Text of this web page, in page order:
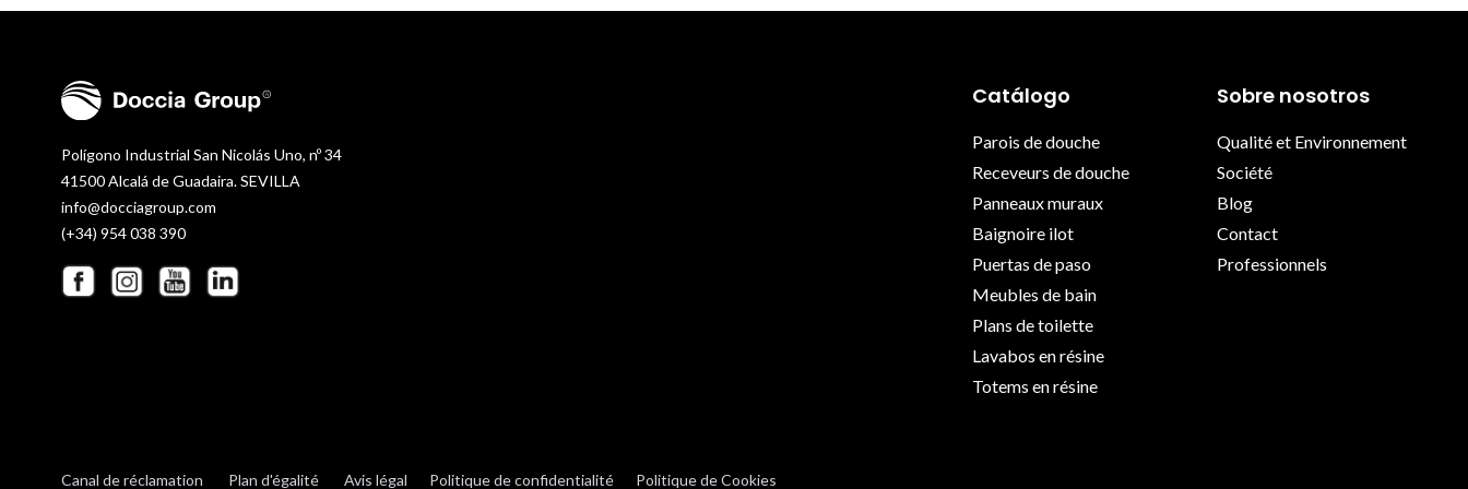
Polígono Industrial San Nicolás Uno, nº 34
41500 Alcalá de Guadaira. SEVILLA
info@docciagroup.com
(+34) 954 038 390
Catálogo
Parois de douche
Receveurs de douche
Panneaux muraux
Baignoire ilot
Puertas de paso
Meubles de bain
Plans de toilette
Lavabos en résine
Totems en résine
Sobre nosotros
Qualité et Environnement
Société
Blog
Contact
Professionnels
Canal de réclamation Plan d'égalité Avis légal Politique de confidentialité Politique de Cookies